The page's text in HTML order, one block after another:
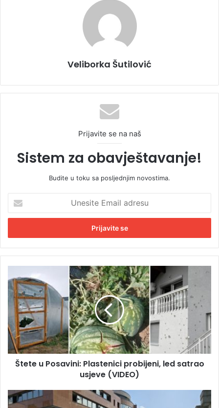
Veliborka Šutilović
Prijavite se na naš
Sistem za obavještavanje!
Budite u toku sa posljednjim novostima.
e
i
t
m
a
i
a
d
e
t
e
u
P
o
s
n
i
Štete u Posavini: Plastenici probijeni, led satrao
usjeve (VIDEO)
S
l